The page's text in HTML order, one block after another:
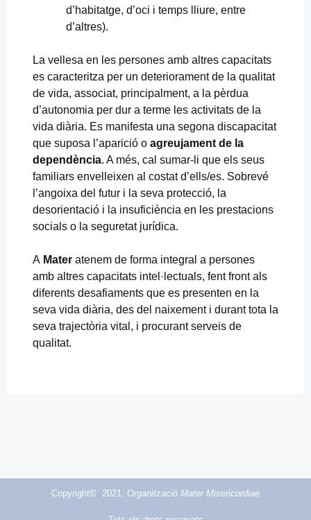
d’habitatge, d’oci i temps lliure, entre
d’altres).
La vellesa en les persones amb altres capacitats
es caracteritza per un deteriorament de la qualitat
de vida, associat, principalment, a la pèrdua
d’autonomia per dur a terme les activitats de la
vida diària. Es manifesta una segona discapacitat
que suposa l’aparició o agreujament de la
dependència. A més, cal sumar-li que els seus
familiars envelleixen al costat d’ells/es. Sobrevé
l’angoixa del futur i la seva protecció, la
desorientació i la insuficiència en les prestacions
socials o la seguretat jurídica.
A Mater atenem de forma integral a persones
amb altres capacitats intel·lectuals, fent front als
diferents desafiaments que es presenten en la
seva vida diària, des del naixement i durant tota la
seva trajectòria vital, i procurant serveis de
qualitat.
Copyright© 2021. Organització Mater Misericordiae